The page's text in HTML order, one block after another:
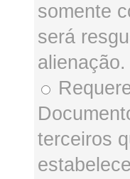
somente
será
alienação.
terceiros